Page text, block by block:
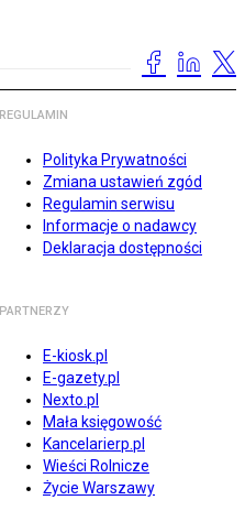
REGULAMIN
Polityka Prywatności
Zmiana ustawień zgód
Regulamin serwisu
Informacje o nadawcy
Deklaracja dostępności
PARTNERZY
E-kiosk.pl
E-gazety.pl
Nexto.pl
Mała księgowość
Kancelarierp.pl
Wieści Rolnicze
Życie Warszawy